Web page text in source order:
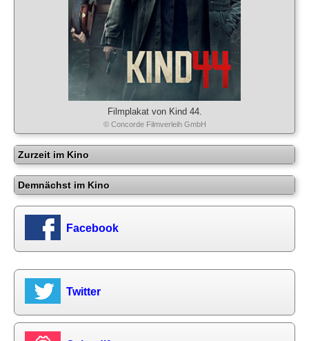
Filmplakat von Kind 44.
© Concorde Filmverleih GmbH
Zurzeit im Kino
Demnächst im Kino
Facebook
Twitter